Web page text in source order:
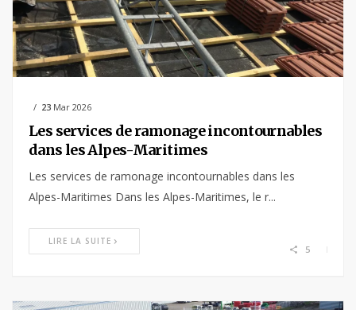
23 Mar 2026
Les services de ramonage incontournables
dans les Alpes-Maritimes
Les services de ramonage incontournables dans les
Alpes-Maritimes Dans les Alpes-Maritimes, le r...
LIRE LA SUITE
5